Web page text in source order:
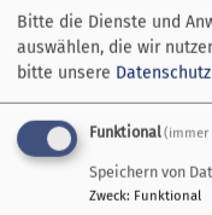
Bitte die Dienste und
auswählen, die wir
bitte unsere
Funktional(immer
Speichern von
Zweck: Funktional